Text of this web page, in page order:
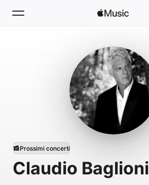
Installare Apple Music
Claudio Baglioni
Prossimi concerti